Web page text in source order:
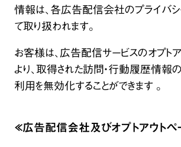
情報は、各広告配信会社のプライバシ
て取り扱われます。
お客様は、広告配信サービスのオプトア
より、取得された訪問・行動履歴情報
利用を無効化することができます 。
≪広告配信会社及びオプトアウト